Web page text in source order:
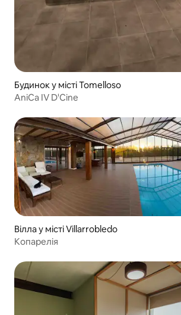
Будинок у місті Tomelloso
AniCa IV D'Cine
Вілла у місті Villarrobledo
Копарелія